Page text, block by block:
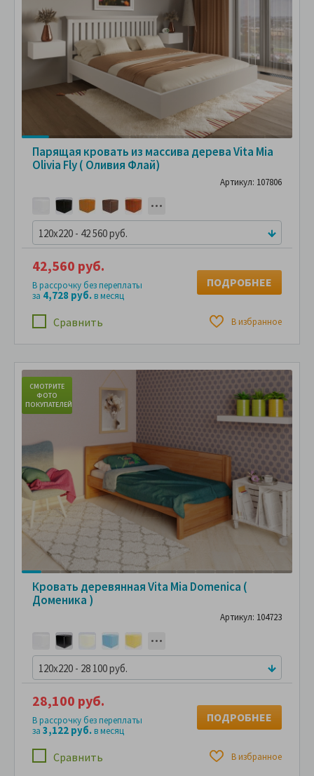
Парящая кровать из массива дерева Vita Mia
Olivia Fly ( Оливия Флай)
Артикул: 107806
120x220 - 42 560 руб.
Сравнить В избранное
42,560 руб.
В рассрочку без переплаты
за 4,728 руб.в месяц
ПОДРОБНЕЕ
СМОТРИТЕ
ФОТО
ПОКУПАТЕЛЕЙ
Кровать деревянная Vita Mia Domenica (
Доменика )
Артикул: 104723
120x220 - 28 100 руб.
Сравнить В избранное
28,100 руб.
В рассрочку без переплаты
за 3,122 руб.в месяц
ПОДРОБНЕЕ